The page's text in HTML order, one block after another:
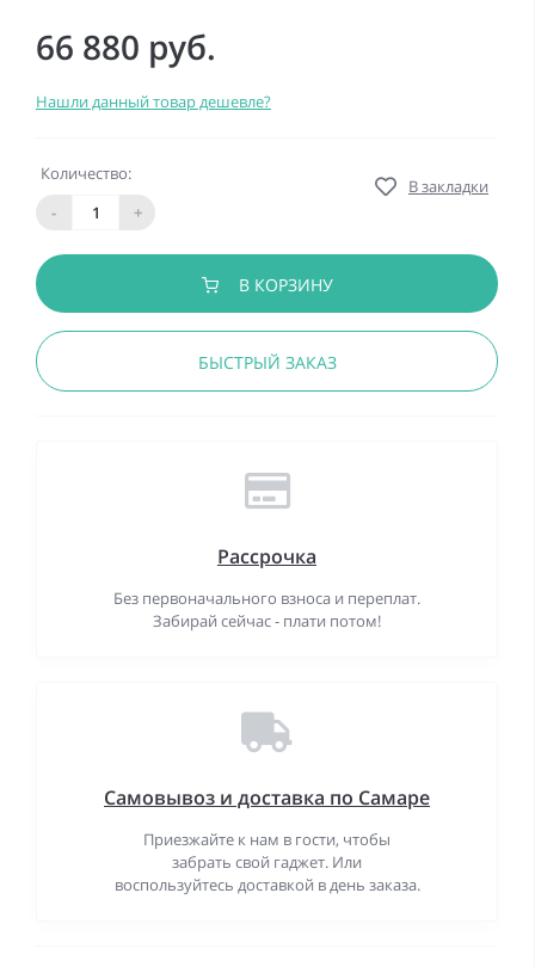
66 880 руб.
Нашли данный товар дешевле?
Количество:
-
+
В закладки
В КОРЗИНУ
БЫСТРЫЙ ЗАКАЗ
Рассрочка
Без первоначального взноса и переплат.
Забирай сейчас - плати потом!
Самовывоз и доставка по Самаре
Приезжайте к нам в гости, чтобы
забрать свой гаджет. Или
воспользуйтесь доставкой в день заказа.